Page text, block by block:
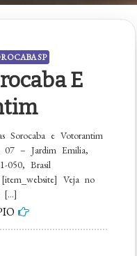
SP
E
Sorocaba e Votorantim
– Jardim Emilia,
050, Brasil
Veja no
[…]